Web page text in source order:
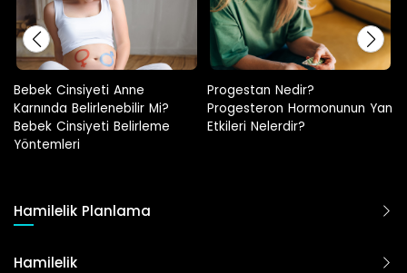
Progestan Nedir?
Progesteron Hormonunun Yan
Etkileri Nelerdir?
Hamilelikte Adet Görülür Mü?
Hamilelik Planlama
Hamilelik